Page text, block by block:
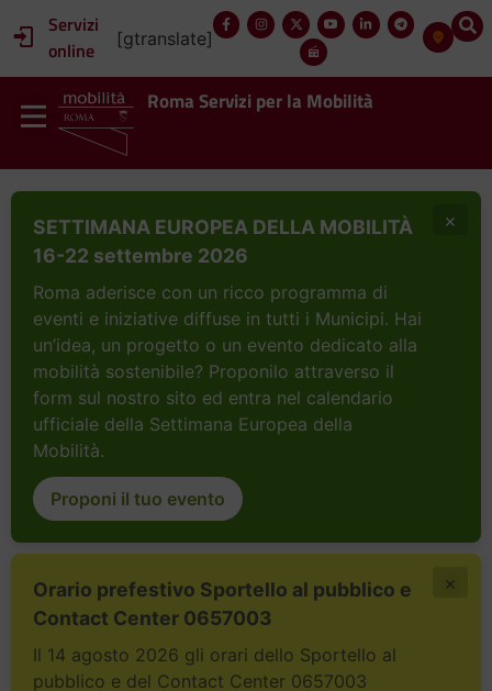
Servizi
online
[gtranslate]
Roma Servizi per la Mobilità
SETTIMANA EUROPEA DELLA MOBILITÀ
16-22 settembre 2026
Roma aderisce con un ricco programma di
eventi e iniziative diffuse in tutti i Municipi. Hai
un’idea, un progetto o un evento dedicato alla
mobilità sostenibile? Proponilo attraverso il
form sul nostro sito ed entra nel calendario
ufficiale della Settimana Europea della
Mobilità.
Proponi il tuo evento
×
Orario prefestivo Sportello al pubblico e
Contact Center 0657003
Il 14 agosto 2026 gli orari dello Sportello al
pubblico e del Contact Center 0657003
×